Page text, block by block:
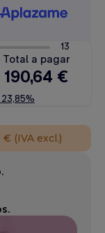
(IVA excl.)